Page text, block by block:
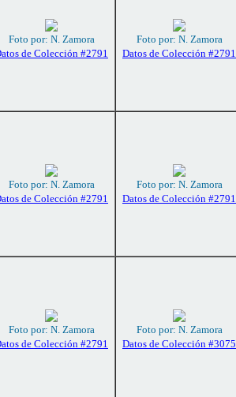
Foto por: N. Zamora
de Colección #2791
Foto por: N. Zamora
Datos de Colección #2791
Foto por: N. Zamora
de Colección #2791
Foto por: N. Zamora
Datos de Colección #2791
Foto por: N. Zamora
de Colección #2791
Foto por: N. Zamora
Datos de Colección #3075